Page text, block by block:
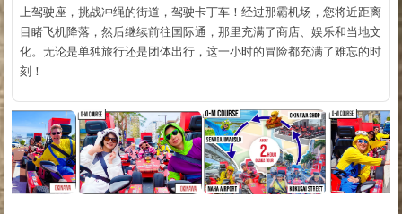
上驾驶座，挑战冲绳的街道，驾驶卡丁车！经过那霸机场，您将近距离
目睹飞机降落，然后继续前往国际通，那里充满了商店、娱乐和当地文
化。无论是单独旅行还是团体出行，这一小时的冒险都充满了难忘的时
刻！